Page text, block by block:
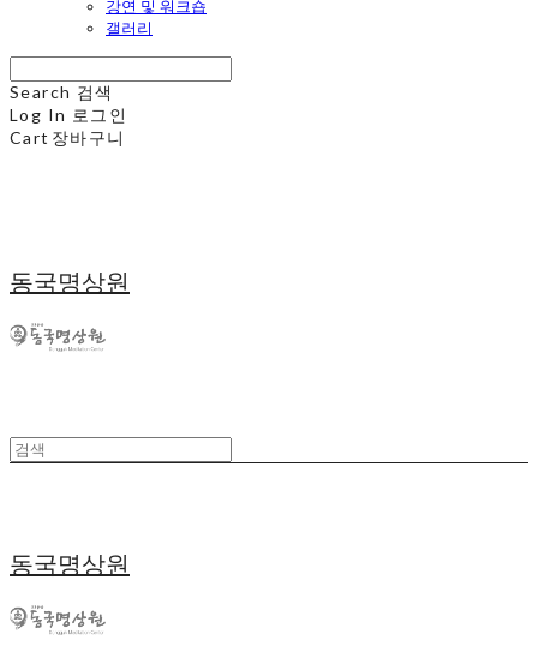
강연 및 워크숍
갤러리
Search 검색
Log In 로그인
Cart 장바구니
동국명상원
동국명상원